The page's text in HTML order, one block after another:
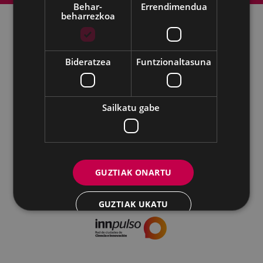
Kultura - Untzaga plaza, 1 | 20600 Eibar
943 70 84 39 / 943 70 84 00 (Pegora) | Faxa: 943 70 84
kultura@eibar.eus pegora@eibar.eus
IFZ: P2003100A | DIR3 L01200300
Behar-
beharrezkoa
Errendimendua
Bideratzea Funtzionaltasuna
Sailkatu gabe
GUZTIAK ONARTU
GUZTIAK UKATU
XEHETASUNAK ERAKUTSI